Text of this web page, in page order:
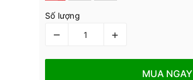
Số lượng
– +
MUA NGAY